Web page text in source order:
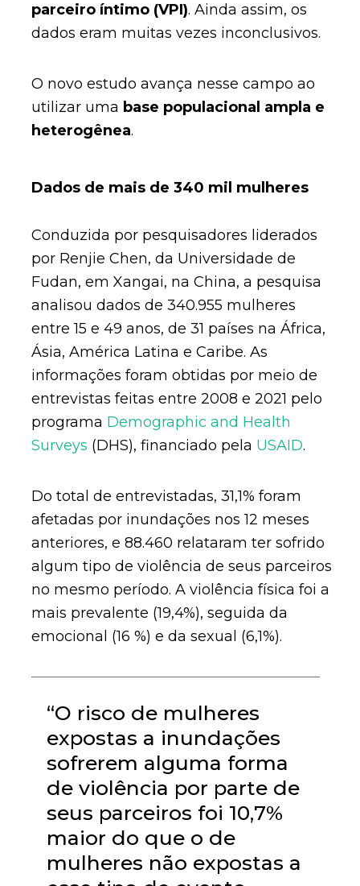
parceiro íntimo (VPI). Ainda assim, os
dados eram muitas vezes inconclusivos.
O novo estudo avança nesse campo ao
utilizar uma base populacional ampla e
heterogênea.
Dados de mais de 340 mil mulheres
Conduzida por pesquisadores liderados
por Renjie Chen, da Universidade de
Fudan, em Xangai, na China, a pesquisa
analisou dados de 340.955 mulheres
entre 15 e 49 anos, de 31 países na África,
Ásia, América Latina e Caribe. As
informações foram obtidas por meio de
entrevistas feitas entre 2008 e 2021 pelo
programa Demographic and Health
Surveys (DHS), financiado pela USAID.
Do total de entrevistadas, 31,1% foram
afetadas por inundações nos 12 meses
anteriores, e 88.460 relataram ter sofrido
algum tipo de violência de seus parceiros
no mesmo período. A violência física foi a
mais prevalente (19,4%), seguida da
emocional (16 %) e da sexual (6,1%).
“O risco de mulheres
expostas a inundações
sofrerem alguma forma
de violência por parte de
seus parceiros foi 10,7%
maior do que o de
mulheres não expostas a